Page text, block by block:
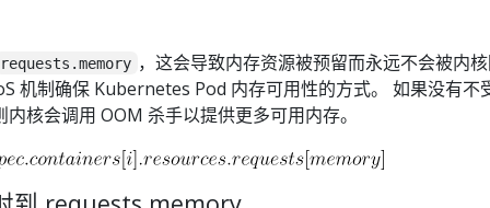
requests.memory ，这会导致内存资源被预留而永远不会被内
机制确保 Kubernetes Pod 内存可用性的方式。 如果没有不
核会调用 OOM 杀手以提供更多可用内存。